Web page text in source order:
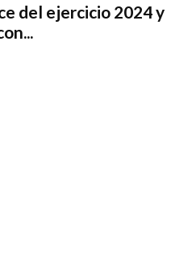
del ejercicio 2024 y